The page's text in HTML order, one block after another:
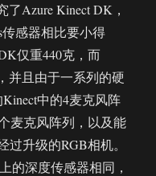
Azure Kinect DK，
传感器相比要小得
仅重440克，而
并且由于一系列的硬
中的4麦克风阵
麦克风阵列，以及能
过升级的RGB相机。
的深度传感器相同，